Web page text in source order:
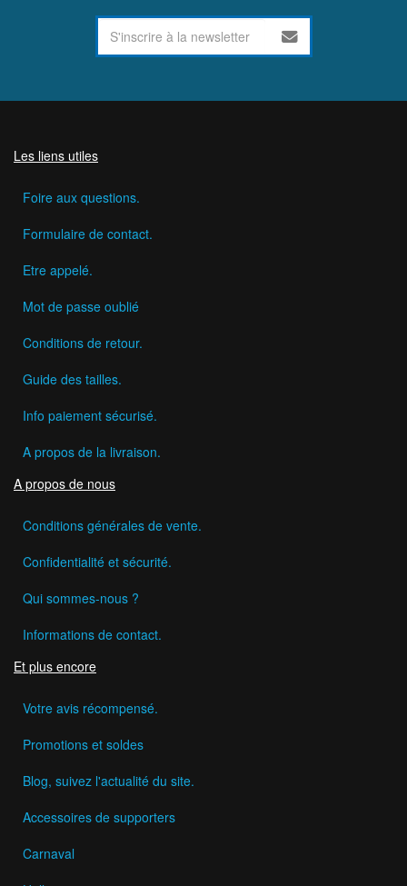
Les liens utiles
Foire aux questions.
Formulaire de contact.
Etre appelé.
Mot de passe oublié
Conditions de retour.
Guide des tailles.
Info paiement sécurisé.
A propos de la livraison.
A propos de nous
Conditions générales de vente.
Confidentialité et sécurité.
Qui sommes-nous ?
Informations de contact.
Et plus encore
Votre avis récompensé.
Promotions et soldes
Blog, suivez l'actualité du site.
Accessoires de supporters
Carnaval